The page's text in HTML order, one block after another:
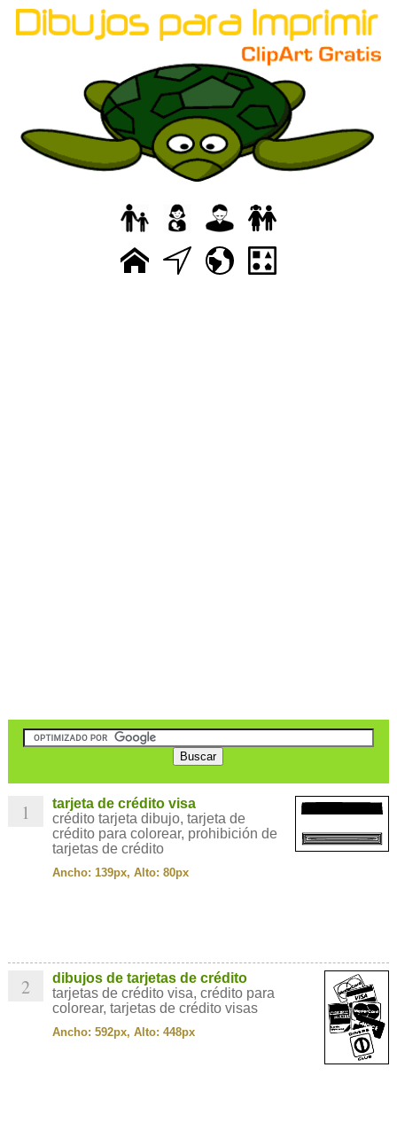
1
tarjeta de crédito visa
crédito tarjeta dibujo, tarjeta de
crédito para colorear, prohibición de
tarjetas de crédito
Ancho: 139px, Alto: 80px
2
dibujos de tarjetas de crédito
tarjetas de crédito visa, crédito para
colorear, tarjetas de crédito visas
Ancho: 592px, Alto: 448px